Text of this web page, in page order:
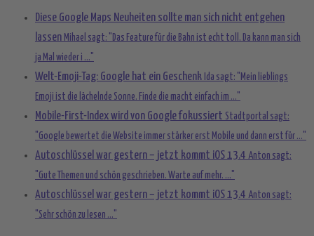
Diese Google Maps Neuheiten sollte man sich nicht entgehen
lassen Mihael sagt: "Das Feature für die Bahn ist echt toll. Da kann man sich
ja Mal wieder i ..."
Welt-Emoji-Tag: Google hat ein Geschenk Ida sagt: "Mein lieblings
Emoji ist die lächelnde Sonne. Finde die macht einfach im ..."
Mobile-First-Index wird von Google fokussiert Stadtportal sagt:
"Google bewertet die Website immer stärker erst Mobile und dann erst für ..."
Autoschlüssel war gestern – jetzt kommt iOS 13.4 Anton sagt:
"Gute Themen und schön geschrieben. Warte auf mehr. ..."
Autoschlüssel war gestern – jetzt kommt iOS 13.4 Anton sagt:
"Sehr schön zu lesen ..."